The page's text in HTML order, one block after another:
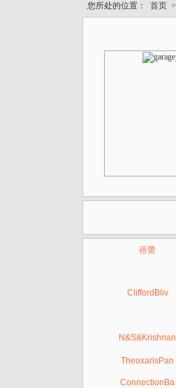
您所处的位置： 首页 >
蓓蕾
CliffordBliv
N&S&Krishnan
TheoxarisPan
ConnectionBa